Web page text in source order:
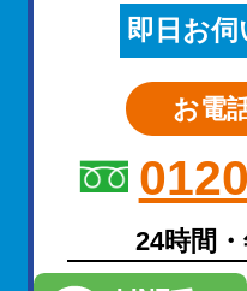
即日お伺
お電
24時間